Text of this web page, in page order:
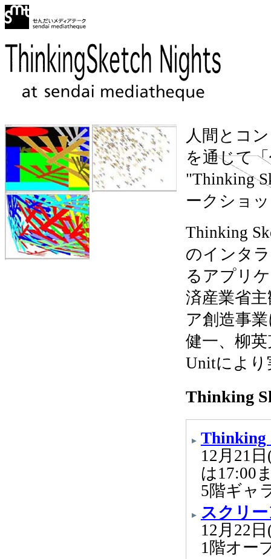
人間とコ
を通じて
"Thinking
ークショ
Thinking
のインタ
るアプリ
済産業省
ア創造事
健一、柳
Unitによ
Thinking
Thinking
12月21
は17:00
5階ギャ
スクリ
12月22
1階オー